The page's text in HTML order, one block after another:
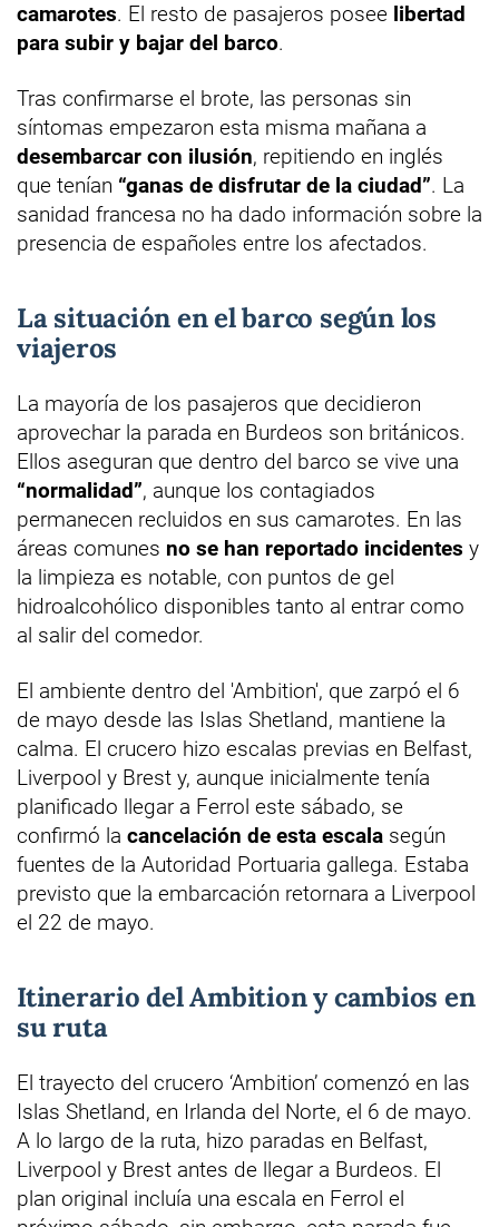
camarotes. El resto de pasajeros posee libertad
para subir y bajar del barco.
Tras confirmarse el brote, las personas sin
síntomas empezaron esta misma mañana a
desembarcar con ilusión, repitiendo en inglés
que tenían “ganas de disfrutar de la ciudad”. La
sanidad francesa no ha dado información sobre la
presencia de españoles entre los afectados.
La situación en el barco según los
viajeros
La mayoría de los pasajeros que decidieron
aprovechar la parada en Burdeos son británicos.
Ellos aseguran que dentro del barco se vive una
“normalidad”, aunque los contagiados
permanecen recluidos en sus camarotes. En las
áreas comunes no se han reportado incidentes y
la limpieza es notable, con puntos de gel
hidroalcohólico disponibles tanto al entrar como
al salir del comedor.
El ambiente dentro del 'Ambition', que zarpó el 6
de mayo desde las Islas Shetland, mantiene la
calma. El crucero hizo escalas previas en Belfast,
Liverpool y Brest y, aunque inicialmente tenía
planificado llegar a Ferrol este sábado, se
confirmó la cancelación de esta escala según
fuentes de la Autoridad Portuaria gallega. Estaba
previsto que la embarcación retornara a Liverpool
el 22 de mayo.
Itinerario del Ambition y cambios en
su ruta
El trayecto del crucero ‘Ambition’ comenzó en las
Islas Shetland, en Irlanda del Norte, el 6 de mayo.
A lo largo de la ruta, hizo paradas en Belfast,
Liverpool y Brest antes de llegar a Burdeos. El
plan original incluía una escala en Ferrol el